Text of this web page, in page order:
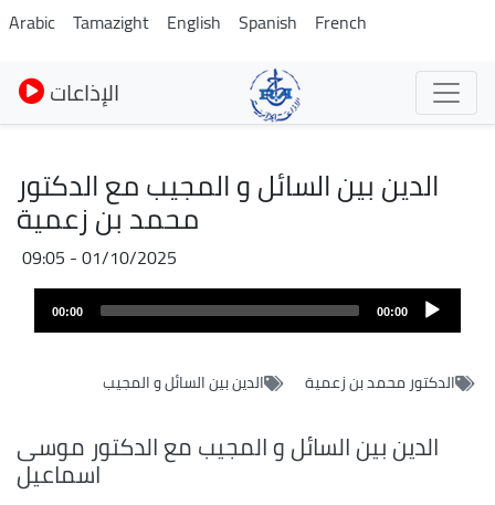
Skip
to
main
content
Arabic Tamazight English Spanish French
الإذاعات
الدين بين السائل و المجيب مع الدكتور
محمد بن زعمية
01/10/2025 - 09:05
00:00
00:00
الدكتور محمد بن زعمية الدين بين السائل و المجيب
الدين بين السائل و المجيب مع الدكتور موسى
اسماعيل